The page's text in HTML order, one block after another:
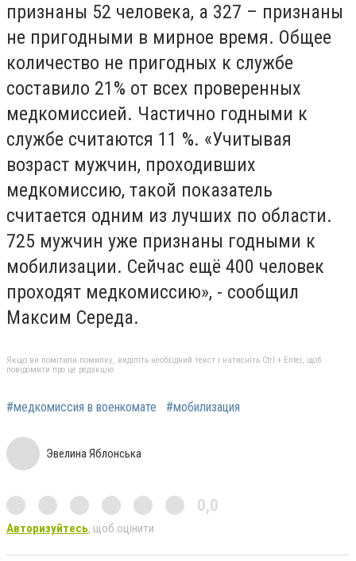
признаны 52 человека, а 327 – признаны
не пригодными в мирное время. Общее
количество не пригодных к службе
составило 21% от всех проверенных
медкомиссией. Частично годными к
службе считаются 11 %. «Учитывая
возраст мужчин, проходивших
медкомиссию, такой показатель
считается одним из лучших по области.
725 мужчин уже признаны годными к
мобилизации. Сейчас ещё 400 человек
проходят медкомиссию», - сообщил
Максим Середа.
Якщо ви помітили помилку, виділіть необхідний текст і натисніть Ctrl + Enter, щоб
повідомити про це редакцію
#медкомиссия в военкомате #мобилизация
Эвелина Яблонська
0,0
Авторизуйтесь, щоб оцінити